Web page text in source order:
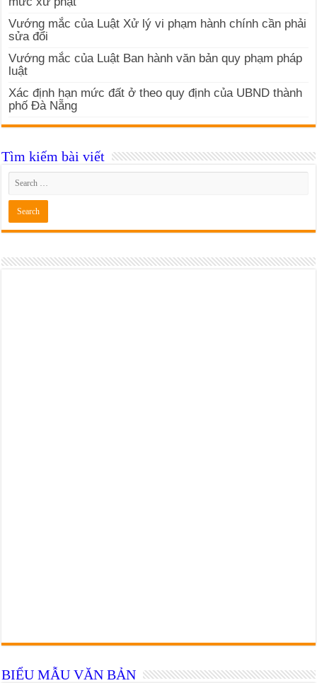
Vướng mắc của Luật Xử lý vi phạm hành chính cần phải
sửa đổi
Vướng mắc của Luật Ban hành văn bản quy phạm pháp
luật
Xác định hạn mức đất ở theo quy định của UBND thành
phố Đà Nẵng
Tìm kiếm bài viết
BIỂU MẪU VĂN BẢN